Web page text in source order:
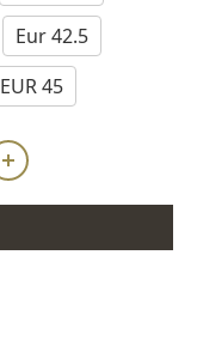
Eur 42.5
EUR 45